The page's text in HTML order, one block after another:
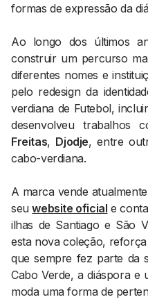
formas de expressão da
Ao longo dos últimos
construir um percurso
diferentes nomes e
pelo redesign da
verdiana de Futebol,
desenvolveu trabalhos
Freitas, Djodje, entre
cabo-verdiana.
A marca vende
seuwebsite oficial e
ilhas de Santiago e São
esta nova coleção,
que sempre fez parte da
Cabo Verde, a diáspora e
moda uma forma de